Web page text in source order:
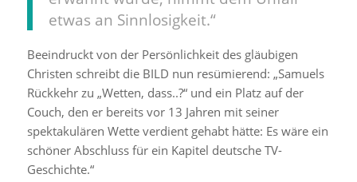
etwas an Sinnlosigkeit.“
Beeindruckt von der Persönlichkeit des gläubigen
Christen schreibt die BILD nun resümierend: „Samuels
Rückkehr zu „Wetten, dass..?“ und ein Platz auf der
Couch, den er bereits vor 13 Jahren mit seiner
spektakulären Wette verdient gehabt hätte: Es wäre ein
schöner Abschluss für ein Kapitel deutsche TV-
Geschichte.“